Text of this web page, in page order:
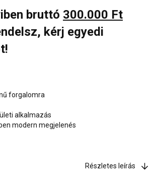
bruttó 300.000 Ft
kérj egyedi
forgalomra
alkalmazás
modern megjelenés
Részletes leírás